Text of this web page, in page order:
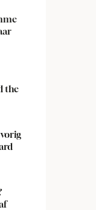
the